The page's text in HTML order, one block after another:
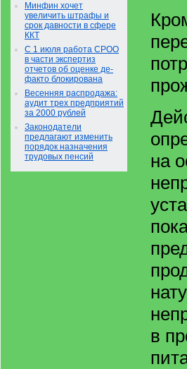
Минфин хочет
увеличить штрафы и
срок давности в сфере
ККТ
С 1 июля работа СРОО
в части экспертиз
отчетов об оценке де-
факто блокирована
Весенняя распродажа:
аудит трех предприятий
за 2000 рублей
Законодатели
предлагают изменить
порядок назначения
трудовых пенсий
на
в